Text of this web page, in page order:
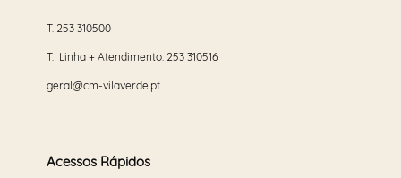
T. 253 310500
T. Linha + Atendimento: 253 310516
geral@cm-vilaverde.pt
Acessos Rápidos